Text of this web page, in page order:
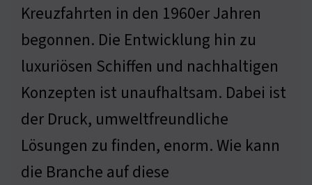
Kreuzfahrten in den 1960er Jahren
begonnen. Die Entwicklung hin zu
luxuriösen Schiffen und nachhaltigen
Konzepten ist unaufhaltsam. Dabei ist
der Druck, umweltfreundliche
Lösungen zu finden, enorm. Wie kann
die Branche auf diese